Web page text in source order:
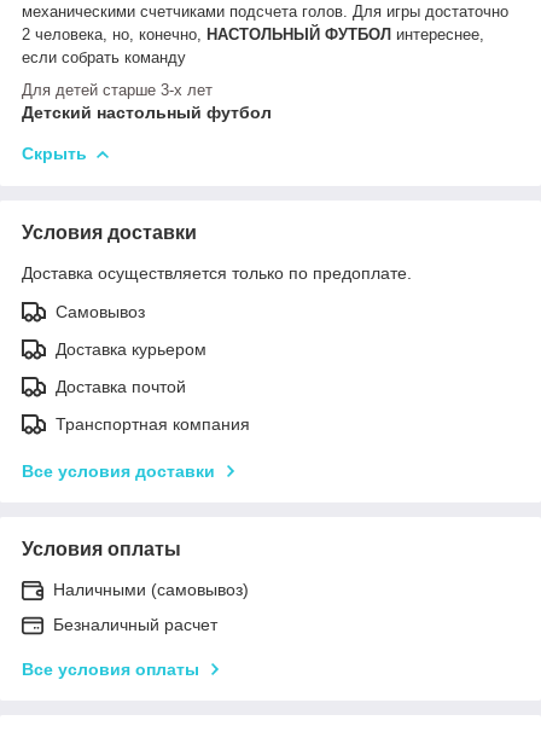
механическими счетчиками подсчета голов. Для игры достаточно
2 человека, но, конечно,
НАСТОЛЬНЫЙ ФУТБОЛ интереснее,
если собрать команду
Для детей старше 3-х лет
Детский настольный футбол
Скрыть
Условия доставки
Доставка осуществляется только по предоплате.
Самовывоз
Доставка курьером
Доставка почтой
Транспортная компания
Все условия доставки
Условия оплаты
Наличными (самовывоз)
Безналичный расчет
Все условия оплаты